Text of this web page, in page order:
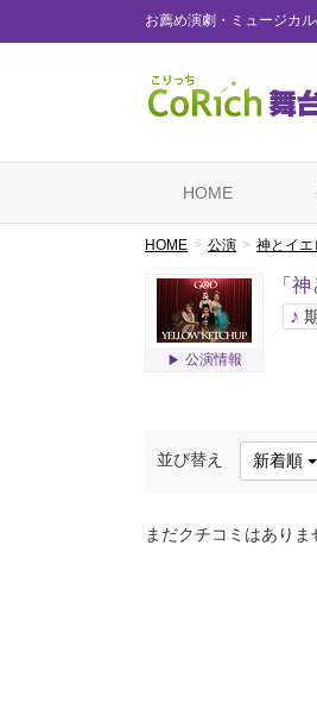
お薦め演劇・ミュージカ
HOME
HOME 公演 神とイエ
公演情報
「 神
♪
並び替え 新着順
まだクチコミはありま